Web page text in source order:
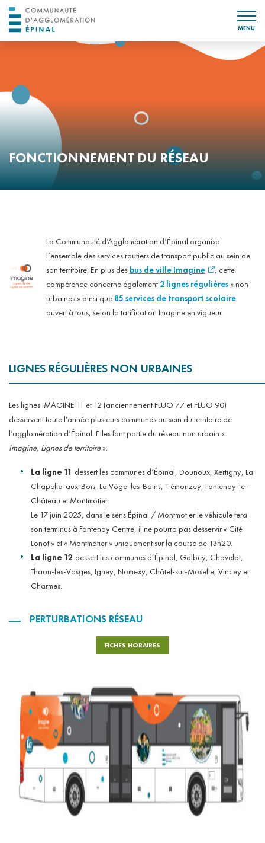
MENU
FONCTIONNEMENT DU RÉSEAU
La Communauté d’Agglomération d’Épinal organise
l’ensemble des services routiers de transport public au sein de
son territoire. En plus des bus de ville Imagine
, cette
compétence concerne également 2 lignes régulières« non
urbaines » ainsi que 85 services de transport scolaire
ouvert à tous, selon la tarification Imagine en vigueur.
LIGNES RÉGULIÈRES NON URBAINES
Les lignes IMAGINE 11 et 12 (anciennement FLUO 77 et FLUO 90)
desservent toute l’année plusieurs communes au sein du territoire de
l’agglomération d’Épinal. Elles font partie du réseau non urbain «
Imagine, Lignes de territoire ».
La ligne 11 dessert les communes d’Épinal, Dounoux, Xertigny, La
Chapelle-aux-Bois, La Vôge-les-Bains, Trémonzey, Fontenoy-le-
Château et Montmotier.
Le 17 juin 2025, dans le sens Épinal / Montmotier le véhicule fera
son terminus à Fontenoy Centre, il ne pourra pas desservir « Cité
Lonot » et « Montmotier » uniquement sur la course de 13h20.
La ligne 12 dessert les communes d’Épinal, Golbey, Chavelot,
Thaon-les-Vosges, Igney, Nomexy, Châtel-sur-Moselle, Vincey et
Charmes.
PERTURBATIONS RÉSEAU
FICHES HORAIRES